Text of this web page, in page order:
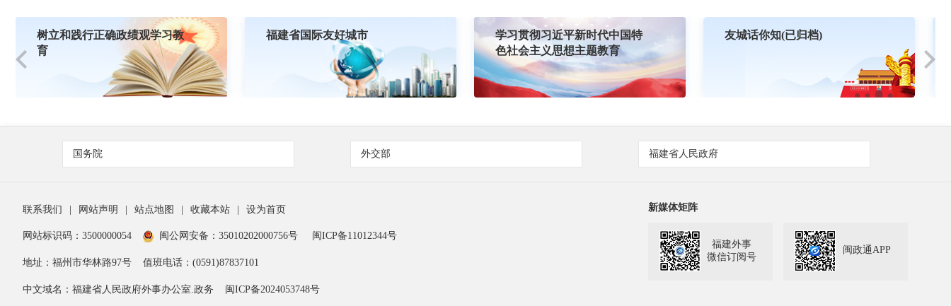
树立和践行正确政绩观学习教
育
福建省国际友好城市
学习贯彻习近平新时代中国特
色社会主义思想主题教育
友城话你知(已归档)
国务院 外交部 福建省人民政府
联系我们 网站声明 站点地图 收藏本站 设为首页
网站标识码：3500000054 闽公网安备：35010202000756号 闽ICP备11012344号
地址：福州市华林路97号 值班电话：(0591)87837101
中文域名：福建省人民政府外事办公室.政务 闽ICP备2024053748号
新媒体矩阵
福建外事
微信订阅号
闽政通APP